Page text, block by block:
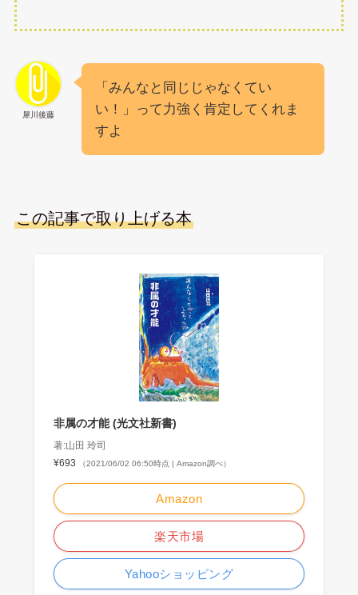
犀川後藤
「みんなと同じじゃなくてい
い！」って力強く肯定してくれま
すよ
この記事で取り上げる本
非属の才能 (光文社新書)
著:山田 玲司
¥693
（2021/06/02 06:50時点 | Amazon調べ）
Amazon
楽天市場
Yahooショッピング